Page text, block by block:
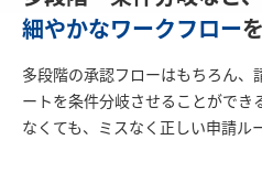
細やかなワークフロー
多段階の承認フローはもちろん、
ートを条件分岐させることができ
なくても、ミスなく正しい申請ル